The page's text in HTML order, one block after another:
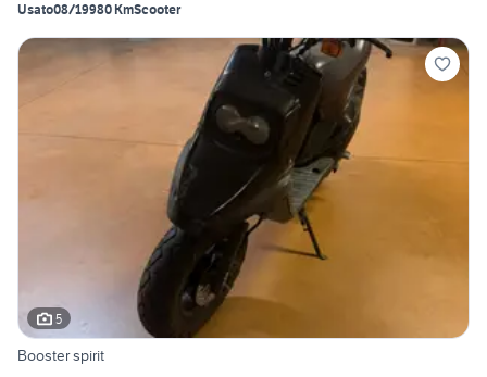
Usato08/19980 KmScooter
5
Booster spirit